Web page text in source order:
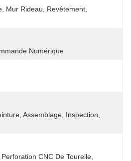
Mur Rideau, Revêtement,
Numérique
Assemblage, Inspection,
CNC De Tourelle,